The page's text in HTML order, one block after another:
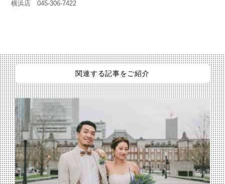
横浜店 045-306-7422
関連する記事をご紹介